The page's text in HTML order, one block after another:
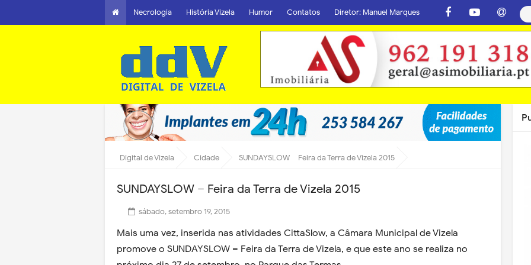
Necrologia História Vizela Humor Contatos Diretor: Manuel Marques
Digital de Vizela Cidade SUNDAYSLOW – Feira da Terra de Vizela 2015
SUNDAYSLOW – Feira da Terra de Vizela 2015
sábado, setembro 19, 2015
Mais uma vez, inserida nas atividades CittaSlow, a Câmara Municipal de Vizela
promove o SUNDAYSLOW – Feira da Terra de Vizela, e que este ano se realiza no